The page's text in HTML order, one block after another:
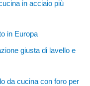
in acciaio più
in Europa
giusta di lavello e
da cucina con foro per